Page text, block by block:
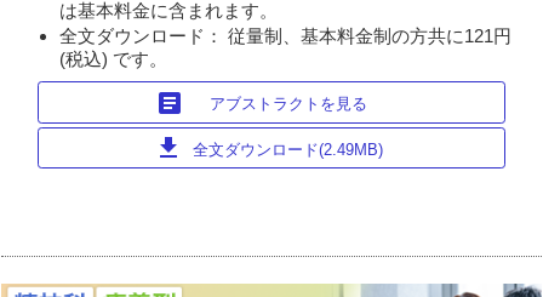
は基本料金に含まれます。
全文ダウンロード： 従量制、基本料金制の方共に121円
(税込) です。
article アブストラクトを見る
download 全文ダウンロード(2.49MB)